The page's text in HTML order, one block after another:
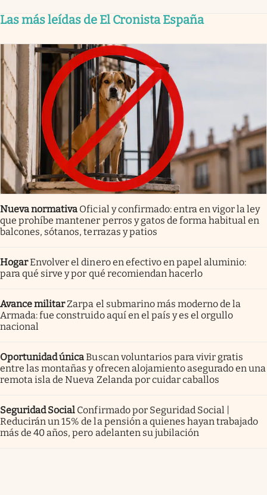
Las más leídas de El Cronista España
Nueva normativa Oficial y confirmado: entra en vigor la ley
que prohíbe mantener perros y gatos de forma habitual en
balcones, sótanos, terrazas y patios
HogarEnvolver el dinero en efectivo en papel aluminio:
para qué sirve y por qué recomiendan hacerlo
Avance militarZarpa el submarino más moderno de la
Armada: fue construido aquí en el país y es el orgullo
nacional
Oportunidad únicaBuscan voluntarios para vivir gratis
entre las montañas y ofrecen alojamiento asegurado en una
remota isla de Nueva Zelanda por cuidar caballos
Seguridad Social Confirmado por Seguridad Social |
Reducirán un 15% de la pensión a quienes hayan trabajado
más de 40 años, pero adelanten su jubilación